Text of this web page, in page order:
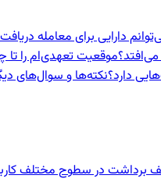
دارایی برای معامله
موقعیت تعهدی‌ام را تا
دارد؟نکته‌ها و سوال‌های
برداشت در سطوح مختلف